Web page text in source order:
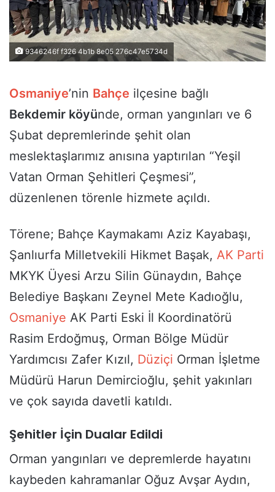
9346246f f326 4b1b 8e05 276c47e5734d
Osmaniye’nin Bahçe ilçesine bağlı
Bekdemir köyünde, orman yangınları ve 6
Şubat depremlerinde şehit olan
meslektaşlarımız anısına yaptırılan “Yeşil
Vatan Orman Şehitleri Çeşmesi”,
düzenlenen törenle hizmete açıldı.
Törene; Bahçe Kaymakamı Aziz Kayabaşı,
Şanlıurfa Milletvekili Hikmet Başak, AK Parti
MKYK Üyesi Arzu Silin Günaydın, Bahçe
Belediye Başkanı Zeynel Mete Kadıoğlu,
Osmaniye AK Parti Eski İl Koordinatörü
Rasim Erdoğmuş, Orman Bölge Müdür
Yardımcısı Zafer Kızıl, Düziçi Orman İşletme
Müdürü Harun Demircioğlu, şehit yakınları
ve çok sayıda davetli katıldı.
Şehitler İçin Dualar Edildi
Orman yangınları ve depremlerde hayatını
kaybeden kahramanlar Oğuz Avşar Aydın,